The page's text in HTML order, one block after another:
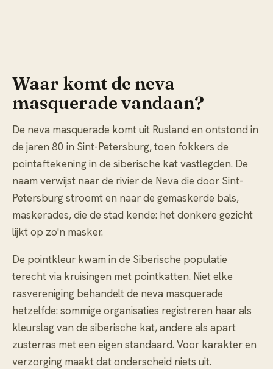
Waar komt de neva
masquerade vandaan?
De neva masquerade komt uit Rusland en ontstond in
de jaren 80 in Sint-Petersburg, toen fokkers de
pointaftekening in de siberische kat vastlegden. De
naam verwijst naar de rivier de Neva die door Sint-
Petersburg stroomt en naar de gemaskerde bals,
maskerades, die de stad kende: het donkere gezicht
lijkt op zo'n masker.
De pointkleur kwam in de Siberische populatie
terecht via kruisingen met pointkatten. Niet elke
rasvereniging behandelt de neva masquerade
hetzelfde: sommige organisaties registreren haar als
kleurslag van de siberische kat, andere als apart
zusterras met een eigen standaard. Voor karakter en
verzorging maakt dat onderscheid niets uit.